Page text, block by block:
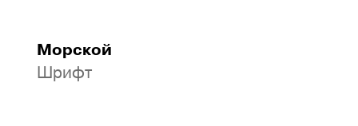
Морской
Шрифт